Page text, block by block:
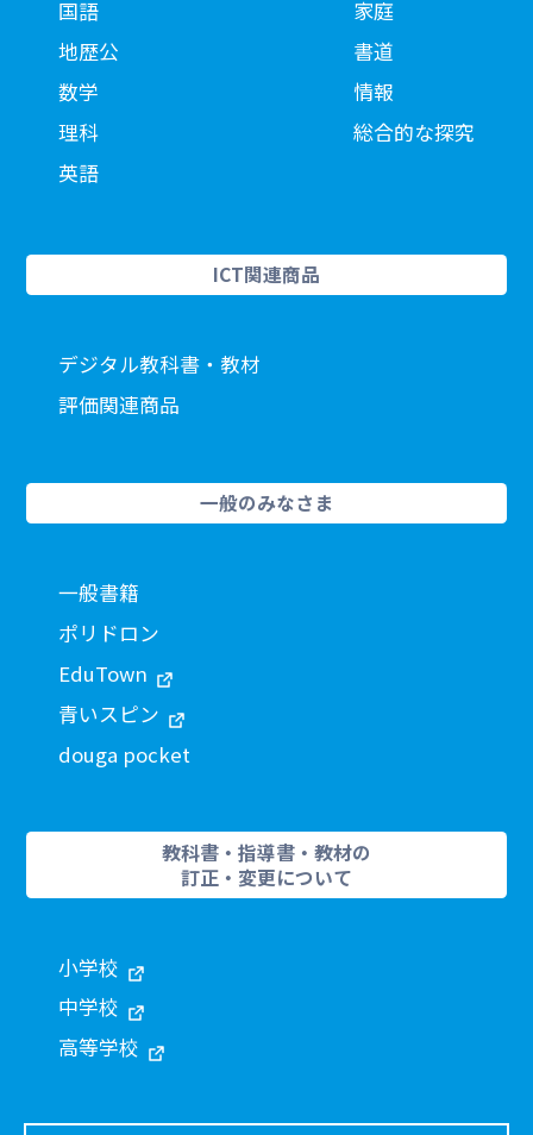
国語
地歴公
数学
理科
英語
家庭
書道
情報
総合的な探究
ICT関連商品
デジタル教科書・教材
評価関連商品
一般のみなさま
一般書籍
ポリドロン
EduTown
青いスピン
douga pocket
教科書・指導書・教材の
訂正・変更について
小学校
中学校
高等学校